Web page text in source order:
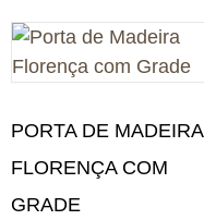
PORTA DE MADEIRA
FLORENÇA COM
GRADE